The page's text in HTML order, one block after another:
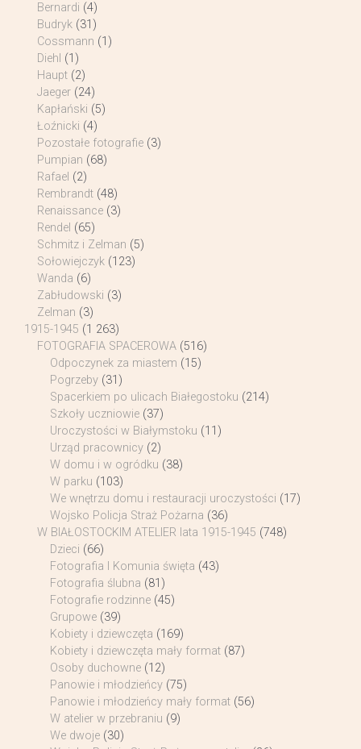
Bernardi (4)
Budryk (31)
Cossmann (1)
Diehl (1)
Haupt (2)
Jaeger (24)
Kapłański (5)
Łoźnicki (4)
Pozostałe fotografie (3)
Pumpian (68)
Rafael (2)
Rembrandt (48)
Renaissance (3)
Rendel (65)
Schmitz i Zelman (5)
Sołowiejczyk (123)
Wanda (6)
Zabłudowski (3)
Zelman (3)
1915-1945 (1 263)
FOTOGRAFIA SPACEROWA (516)
Odpoczynek za miastem (15)
Pogrzeby (31)
Spacerkiem po ulicach Białegostoku (214)
Szkoły uczniowie (37)
Uroczystości w Białymstoku (11)
Urząd pracownicy (2)
W domu i w ogródku (38)
W parku (103)
We wnętrzu domu i restauracji uroczystości (17)
Wojsko Policja Straż Pożarna (36)
W BIAŁOSTOCKIM ATELIER lata 1915-1945 (748)
Dzieci (66)
Fotografia I Komunia święta (43)
Fotografia ślubna (81)
Fotografie rodzinne (45)
Grupowe (39)
Kobiety i dziewczęta (169)
Kobiety i dziewczęta mały format (87)
Osoby duchowne (12)
Panowie i młodzieńcy (75)
Panowie i młodzieńcy mały format (56)
W atelier w przebraniu (9)
We dwoje (30)